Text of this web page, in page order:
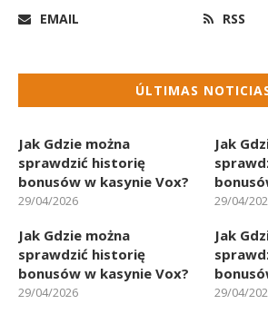
EMAIL
RSS
ÚLTIMAS
Jak Gdzie można
sprawdzić historię
bonusów w kasynie Vox?
29/04/2026
Jak
29/04/
Jak Gdzie można
sprawdzić historię
bonusów w kasynie Vox?
29/04/2026
Jak
29/04/